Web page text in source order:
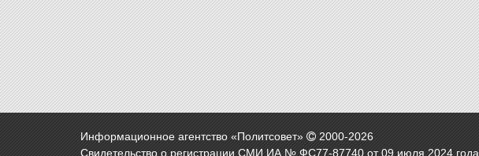
Информационное агентство «Политсовет» 2000-2026
Свидетельство о регистрации СМИ ИА № ФС77-87740 от 09 июля 2024 года.